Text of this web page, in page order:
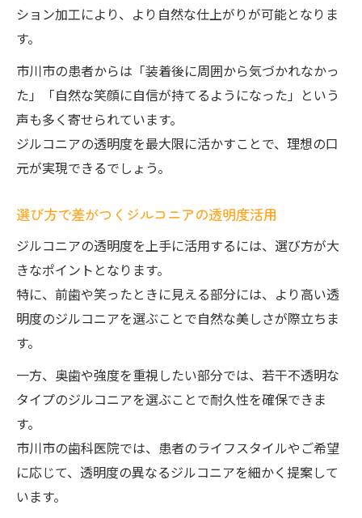
ション加工により、より自然な仕上がりが可能となりま
す。
市川市の患者からは「装着後に周囲から気づかれなかっ
た」「自然な笑顔に自信が持てるようになった」という
声も多く寄せられています。
ジルコニアの透明度を最大限に活かすことで、理想の口
元が実現できるでしょう。
選び方で差がつくジルコニアの透明度活用
ジルコニアの透明度を上手に活用するには、選び方が大
きなポイントとなります。
特に、前歯や笑ったときに見える部分には、より高い透
明度のジルコニアを選ぶことで自然な美しさが際立ちま
す。
一方、奥歯や強度を重視したい部分では、若干不透明な
タイプのジルコニアを選ぶことで耐久性を確保できま
す。
市川市の歯科医院では、患者のライフスタイルやご希望
に応じて、透明度の異なるジルコニアを細かく提案して
います。